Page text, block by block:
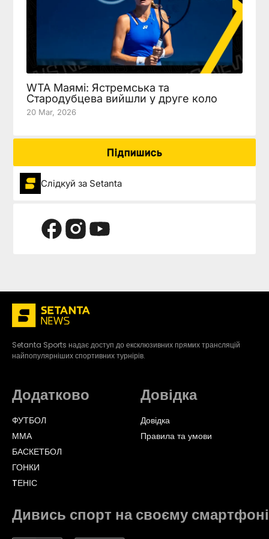
WTA Маямі: Ястремська та
Стародубцева вийшли у друге коло
20 Mar, 2026
Підпишись
Слідкуй за Setanta
Setanta Sports надає доступ до ексклюзивних прямих трансляцій
найпопулярніших спортивних турнірів.
Додатково
ФУТБОЛ
ММА
БАСКЕТБОЛ
ГОНКИ
TЕНІС
Довідка
Довідка
Правила та умови
Дивись спорт на своєму смартфоні